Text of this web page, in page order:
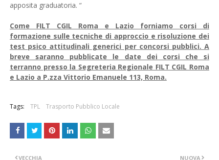
apposita graduatoria. “
Come FILT CGIL Roma e Lazio forniamo corsi di
formazione sulle tecniche di approccio e risoluzione dei
test psico attitudinali generici per concorsi pubblici. A
breve saranno pubblicate le date dei corsi che si
terranno presso la Segreteria Regionale FILT CGIL Roma
e Lazio a P.zza Vittorio Emanuele 113, Roma.
Tags: TPL Trasporto Pubblico Locale
NUOVA
VECCHIA